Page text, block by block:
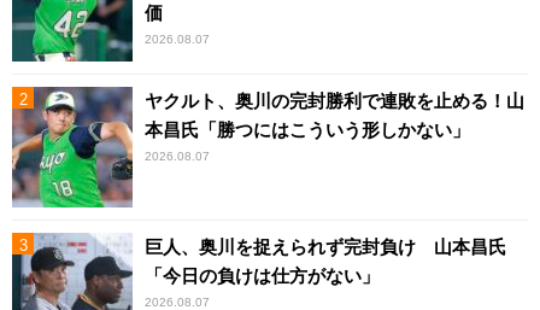
価
2026.08.07
ヤクルト、奥川の完封勝利で連敗を止める！山
本昌氏「勝つにはこういう形しかない」
2026.08.07
巨人、奥川を捉えられず完封負け 山本昌氏
「今日の負けは仕方がない」
2026.08.07